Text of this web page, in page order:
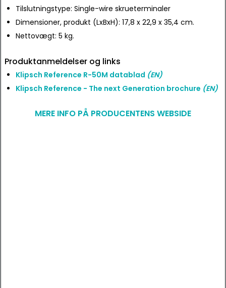
Tilslutningstype: Single-wire skrueterminaler
Dimensioner, produkt (LxBxH): 17,8 x 22,9 x 35,4 cm.
Nettovægt: 5 kg.
Produktanmeldelser og links
Klipsch Reference R-50M datablad (EN)
Klipsch Reference - The next Generation brochure (EN)
MERE INFO PÅ PRODUCENTENS WEBSIDE